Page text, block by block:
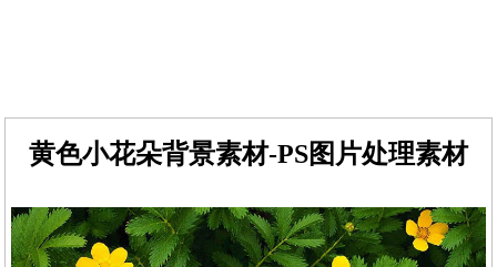
黄色小花朵背景素材-PS图片处理素材